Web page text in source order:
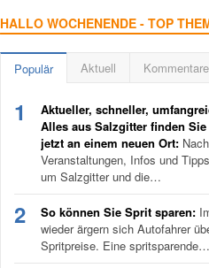
HALLO WOCHENENDE - TOP
Populär Aktuell Kommentare
1
Aktueller, schneller,
Alles aus Salzgitter finden
jetzt an einem neuen Ort:
Veranstaltungen, Infos und
um Salzgitter und die…
2 So können Sie Sprit sparen:
wieder ärgern sich Autofahrer
Spritpreise. Eine spritsparende…